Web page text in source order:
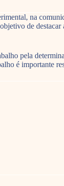
na
de
pela
é importante